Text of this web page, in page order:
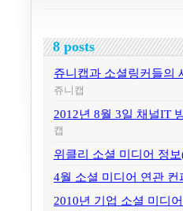
8 posts
쥬니캡과 소셜링커들의
쥬니캡
2012년 8월 3일 채널IT
캡
위클리 소셜 미디어 정
4월 소셜 미디어 연관
2010년 기업 소셜 미디